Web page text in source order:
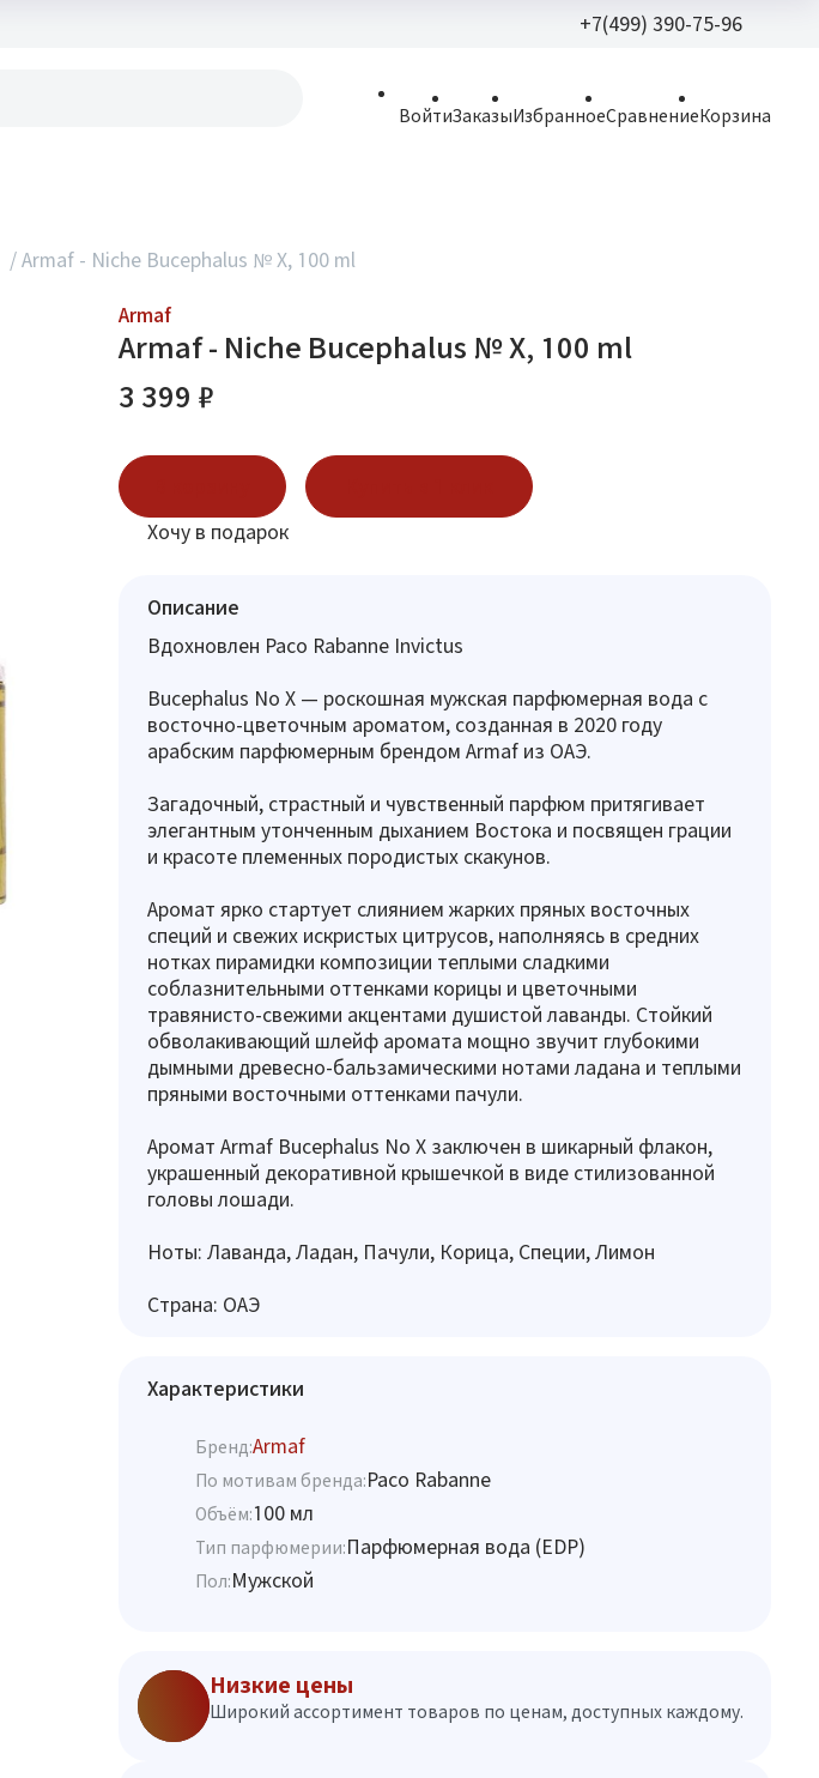
+7(499) 390-75-96
ВойтиЗаказыИзбранноеСравнениеКорзина
/ Armaf - Niche Bucephalus № X, 100 ml
Armaf
Armaf - Niche Bucephalus № X, 100 ml
3 399 ₽
Хочу в подарок
Описание
Вдохновлен Paco Rabanne Invictus
Bucephalus No X — роскошная мужская парфюмерная вода с
восточно-цветочным ароматом, созданная в 2020 году
арабским парфюмерным брендом Armaf из ОАЭ.
Загадочный, страстный и чувственный парфюм притягивает
элегантным утонченным дыханием Востока и посвящен грации
и красоте племенных породистых скакунов.
Аромат ярко стартует слиянием жарких пряных восточных
специй и свежих искристых цитрусов, наполняясь в средних
нотках пирамидки композиции теплыми сладкими
соблазнительными оттенками корицы и цветочными
травянисто-свежими акцентами душистой лаванды. Стойкий
обволакивающий шлейф аромата мощно звучит глубокими
дымными древесно-бальзамическими нотами ладана и теплыми
пряными восточными оттенками пачули.
Аромат Armaf Bucephalus No X заключен в шикарный флакон,
украшенный декоративной крышечкой в виде стилизованной
головы лошади.
Ноты: Лаванда, Ладан, Пачули, Корица, Специи, Лимон
Страна: ОАЭ
Характеристики
Бренд:Armaf
По мотивам бренда:Paco Rabanne
Объём:100 мл
Тип парфюмерии:Парфюмерная вода (EDP)
Пол:Мужской
Низкие цены
Широкий ассортимент товаров по ценам, доступных каждому.